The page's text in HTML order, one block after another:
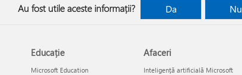
Au fost utile aceste informații? Da Nu
Educație
Microsoft Education
Afaceri
Inteligență artificială Microsoft